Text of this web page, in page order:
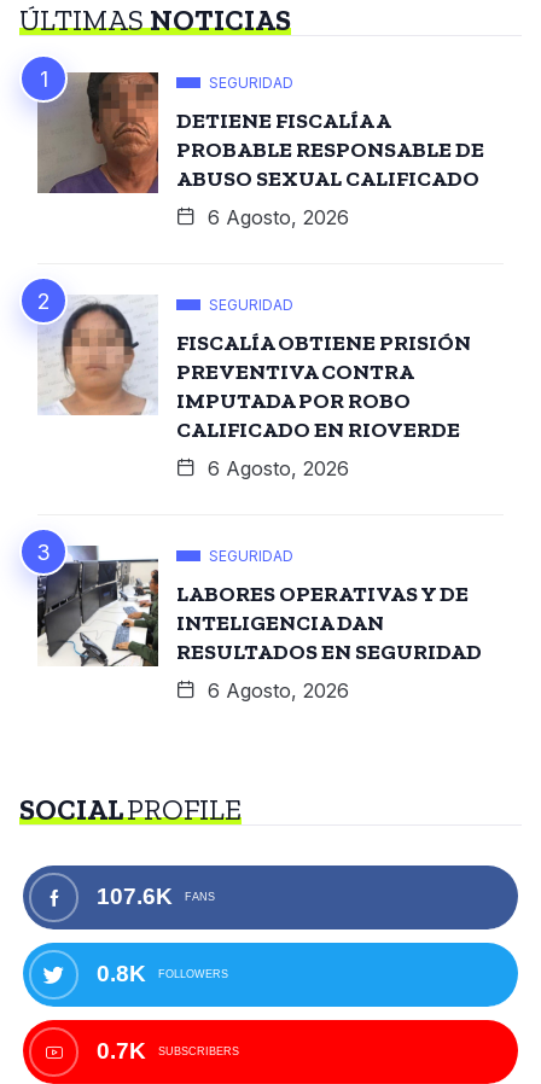
ÚLTIMASNOTICIAS
SEGURIDAD
DETIENE FISCALÍA A
PROBABLE RESPONSABLE DE
ABUSO SEXUAL CALIFICADO
6 Agosto, 2026
SEGURIDAD
FISCALÍA OBTIENE PRISIÓN
PREVENTIVA CONTRA
IMPUTADA POR ROBO
CALIFICADO EN RIOVERDE
6 Agosto, 2026
SEGURIDAD
LABORES OPERATIVAS Y DE
INTELIGENCIA DAN
RESULTADOS EN SEGURIDAD
6 Agosto, 2026
SOCIALPROFILE
107.6K FANS
0.8K FOLLOWERS
0.7K SUBSCRIBERS